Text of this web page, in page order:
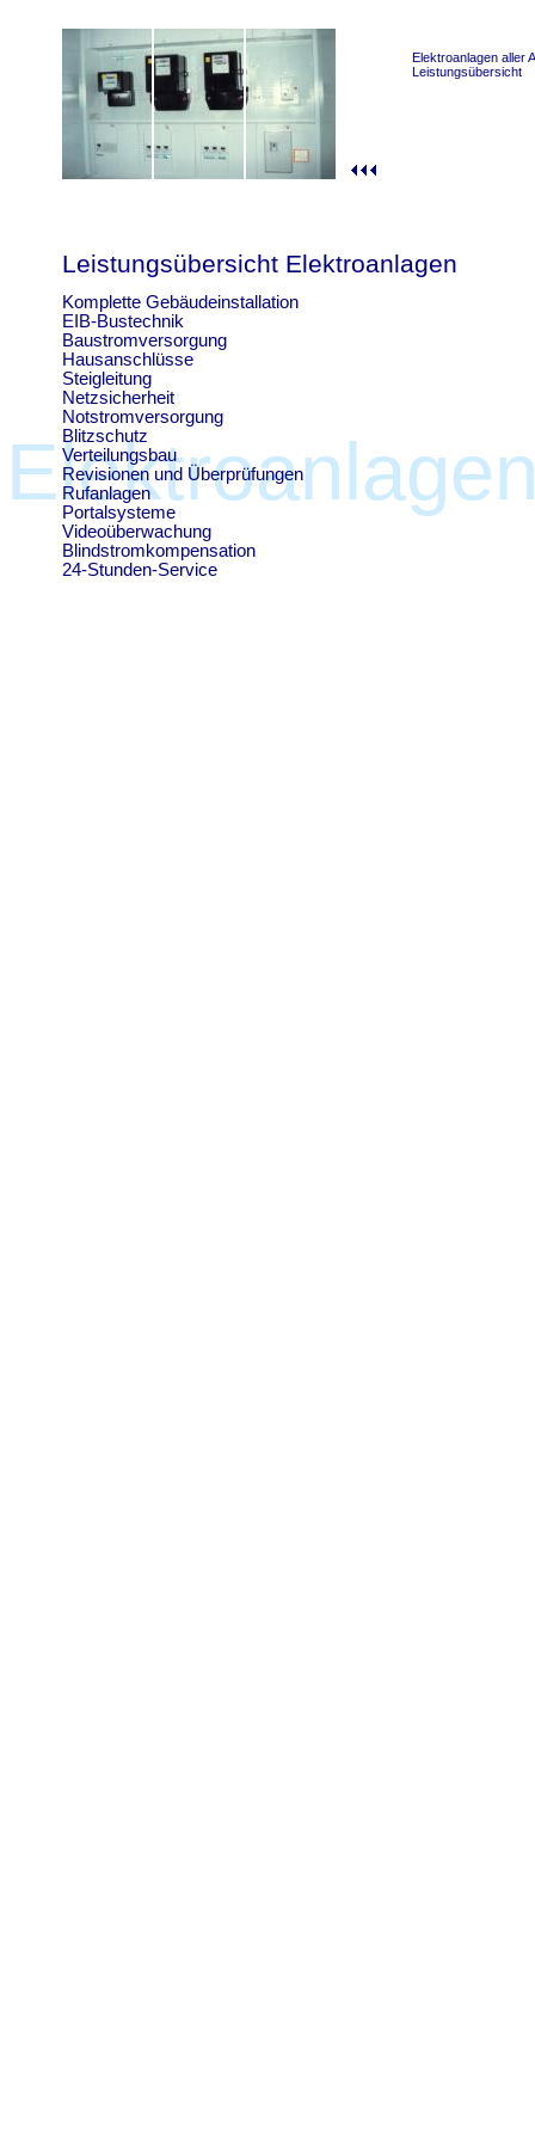
Elektroanlagen aller
Leistungsübersicht
Leistungsübersicht Elektroanlagen
Komplette Gebäudeinstallation
EIB-Bustechnik
Baustromversorgung
Hausanschlüsse
Steigleitung
Netzsicherheit
Notstromversorgung
Blitzschutz
Verteilungsbau
Revisionen und Überprüfungen
Rufanlagen
Portalsysteme
Videoüberwachung
Blindstromkompensation
24-Stunden-Service